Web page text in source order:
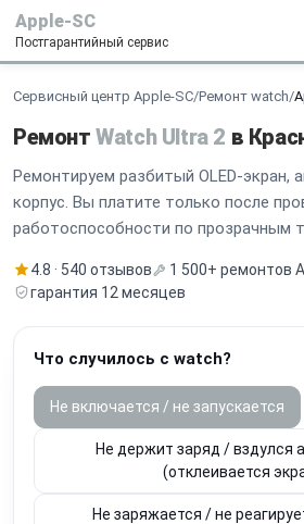
Apple-SC
Постгарантийный сервис
Сервисный центр Apple-SC/Ремонт watch/
РемонтWatch Ultra 2 в
Ремонтируем разбитый OLED-экран,
корпус. Вы платите только после
работоспособности по прозрачным
4.8 · 540 отзывов
1 500+ ремонтов
гарантия 12 месяцев
Что случилось с watch?
Не включается / не запускается
Не держит заряд / вздулся
(отклеивается
Не заряжается / не